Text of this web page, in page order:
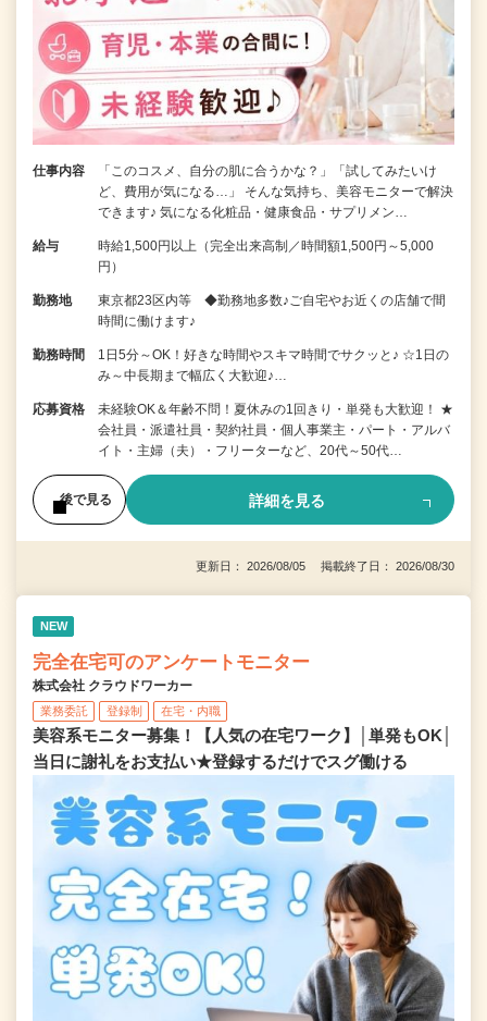
仕事内容
「このコスメ、自分の肌に合うかな？」「試してみたいけ
ど、費用が気になる…」 そんな気持ち、美容モニターで解決
できます♪ 気になる化粧品・健康食品・サプリメン…
給与
時給1,500円以上（完全出来高制／時間額1,500円～5,000
円）
勤務地
東京都23区内等 ◆勤務地多数♪ご自宅やお近くの店舗で間
時間に働けます♪
勤務時間
1日5分～OK！好きな時間やスキマ時間でサクッと♪ ☆1日の
み～中長期まで幅広く大歓迎♪…
応募資格
未経験OK＆年齢不問！夏休みの1回きり・単発も大歓迎！ ★
会社員・派遣社員・契約社員・個人事業主・パート・アルバ
イト・主婦（夫）・フリーターなど、20代～50代…
後で見る 詳細を見る
更新日： 2026/08/05 掲載終了日： 2026/08/30
NEW
完全在宅可のアンケートモニター
株式会社 クラウドワーカー
業務委託 登録制 在宅・内職
美容系モニター募集！【人気の在宅ワーク】│単発もOK│
当日に謝礼をお支払い★登録するだけでスグ働ける